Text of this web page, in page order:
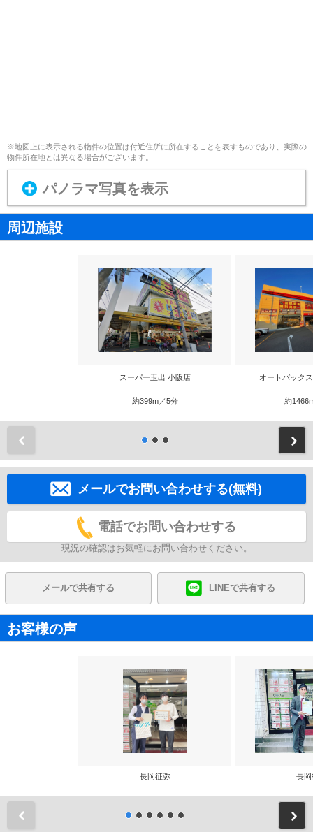
※地図上に表示される物件の位置は付近住所に所在することを表すものであり、実際の
物件所在地とは異なる場合がございます。
パノラマ写真を表示
周辺施設
スーパー玉出 小阪店
約399m／5分
オートバック
約
メールでお問い合わせする(無料)
電話でお問い合わせする
現況の確認はお気軽にお問い合わせください。
メールで共有する LINEで共有する
お客様の声
長岡征弥 長岡